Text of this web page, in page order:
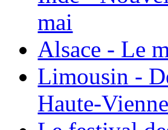
mai
Alsace - Le
Limousin -
Haute-Vienne